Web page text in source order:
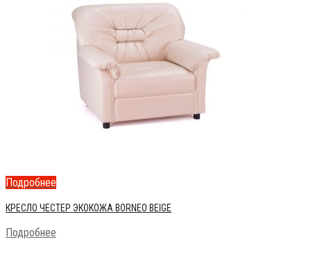
Подробнее
КРЕСЛО ЧЕСТЕР ЭКОКОЖА BORNEO BEIGE
Подробнее